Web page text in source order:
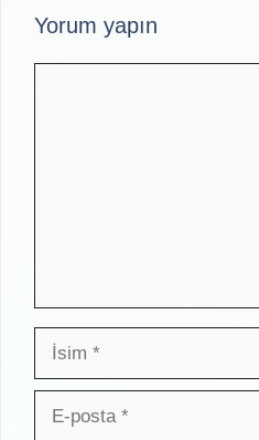
Yorum yapın
İsim
posta